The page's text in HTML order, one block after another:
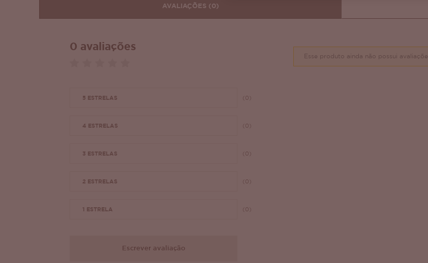
AVALIAÇÕES (0)
0 avaliações
5 ESTRELAS (0)
4 ESTRELAS (0)
3 ESTRELAS (0)
2 ESTRELAS (0)
1 ESTRELA (0)
Escrever avaliação
Esse produto ainda não possui